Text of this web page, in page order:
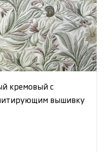
кремовый с
вышивку